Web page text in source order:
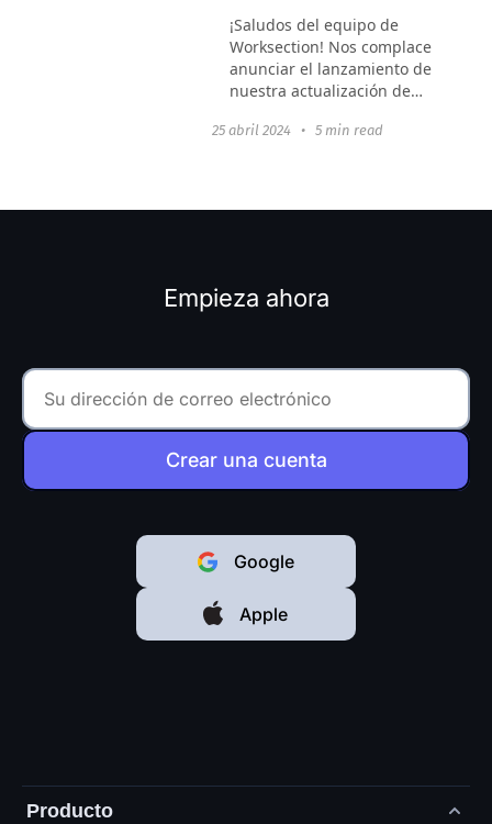
¡Saludos del equipo de
Worksection! Nos complace
anunciar el lanzamiento de
nuestra actualización de
Hemos mejorado las
25 abril 2024 • 5 min read
Empieza ahora
Crear una cuenta
Google
Apple
Producto